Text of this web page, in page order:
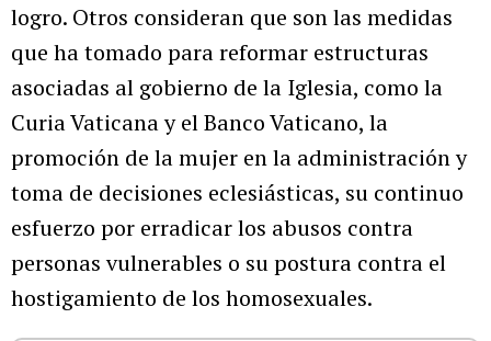
logro. Otros consideran que son las medidas
que ha tomado para reformar estructuras
asociadas al gobierno de la Iglesia, como la
Curia Vaticana y el Banco Vaticano, la
promoción de la mujer en la administración y
toma de decisiones eclesiásticas, su continuo
esfuerzo por erradicar los abusos contra
personas vulnerables o su postura contra el
hostigamiento de los homosexuales.